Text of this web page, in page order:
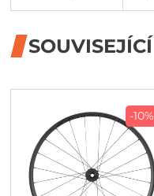
SOUVISEJÍCÍ
-10%